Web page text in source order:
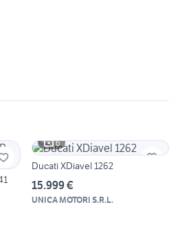
6
Ducati XDiavel 1262
15.999 €
UNICA MOTORI S.R.L.